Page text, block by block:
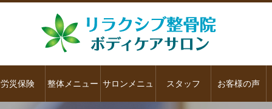
労災保険 整体メニュー サロンメニュ スタッフ お客様の声